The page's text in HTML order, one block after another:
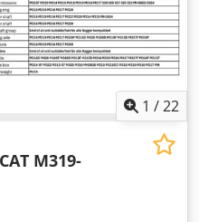
1 /22
M319-